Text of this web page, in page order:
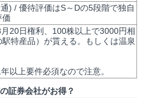
) / 優待評価はS～Dの5段階で独自
価
20日権利、100株以上で3000円相
特産品）が貰える。もしくは温泉
以上要件必須なので注意。
証券会社がお得？